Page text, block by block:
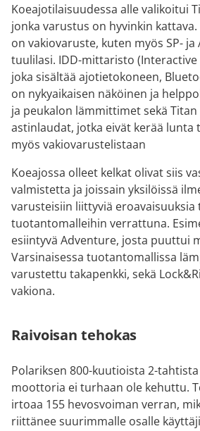
Koeajotilaisuudessa alle valikoitui
jonka varustus on hyvinkin
on vakiovaruste, kuten myös SP-
tuulilasi. IDD-mittaristo (Interactive
joka sisältää ajotietokoneen,
on nykyaikaisen näköinen ja
ja peukalon lämmittimet sekä
astinlaudat, jotka eivät kerää lunta
myös vakiovarustelistaan
Koeajossa olleet kelkat olivat siis
valmistetta ja joissain yksilöissä
varusteisiin liittyviä eroavaisuuksia
tuotantomalleihin verrattuna.
esiintyvä Adventure, josta puuttui
Varsinaisessa tuotantomallissa
varustettu takapenkki, sekä
vakiona.
Raivoisan tehokas
Polariksen 800-kuutioista 2-
moottoria ei turhaan ole kehuttu.
irtoaa 155 hevosvoiman verran,
riittänee suurimmalle osalle